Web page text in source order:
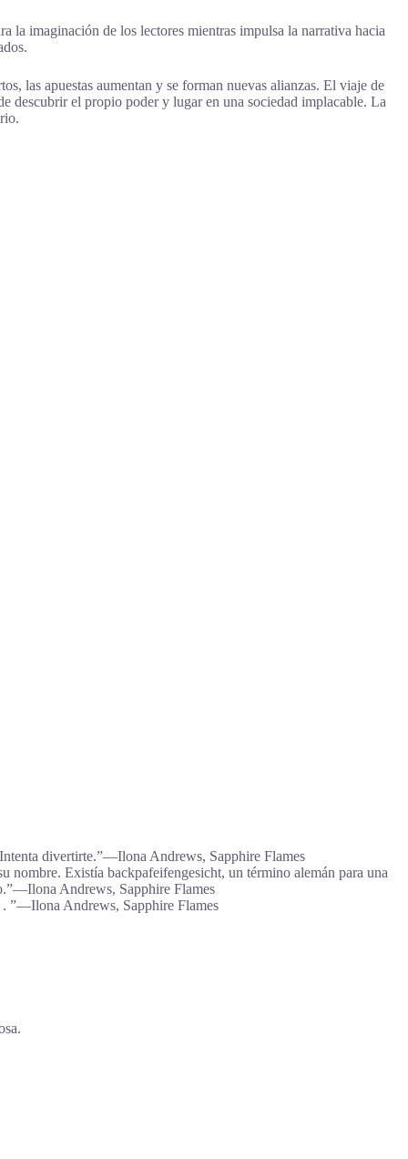
la imaginación de los lectores mientras impulsa la narrativa hacia
las apuestas aumentan y se forman nuevas alianzas. El viaje de
descubrir el propio poder y lugar en una sociedad implacable. La
Intenta divertirte.”―Ilona Andrews, Sapphire Flames
nombre. Existía backpafeifengesicht, un término alemán para una
Andrews, Sapphire Flames
. ”―Ilona Andrews, Sapphire Flames